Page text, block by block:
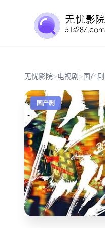
无忧影院>电视剧>国产剧
国产剧